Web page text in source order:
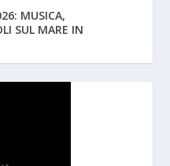
MUSICA,
SUL MARE IN